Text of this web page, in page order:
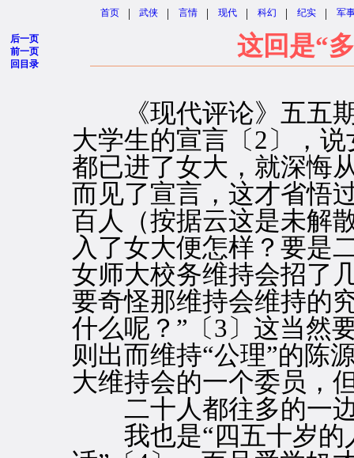
首页 | 武侠 | 言情 | 现代 | 科幻 | 纪实 | 军
后一页
前一页
回目录
这回是“
《现代评论》五五期
大学生的宣言〔2〕，
都已进了女大，就深悔
而见了宣言，这才省悟
百人（按据云这是未解
入了女大便怎样？要是
女师大校务维持会招了
要奇怪那维持会维持的
什么呢？”〔3〕这当然
则出而维持“公理”的陈
大维持会的一个委员
二十人都往多的一边
我也是“四五十岁的